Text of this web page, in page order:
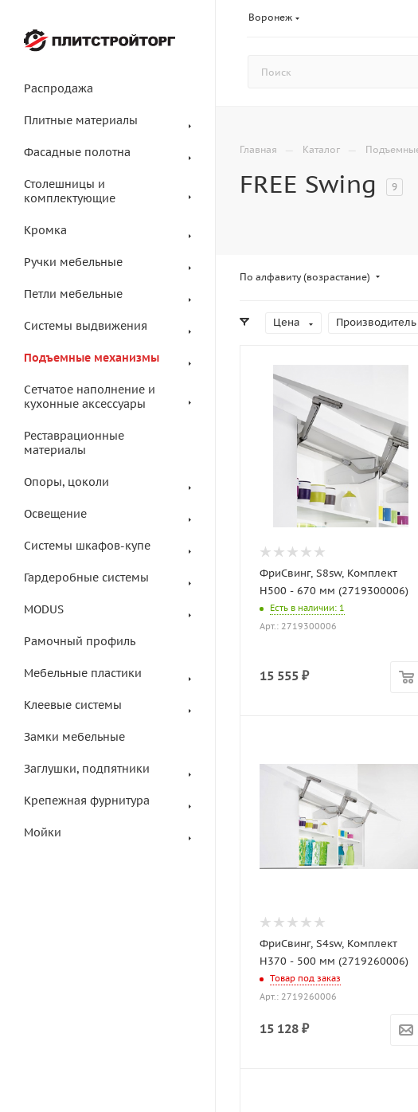
Воронеж
Распродажа
Плитные материалы
Фасадные полотна
Столешницы и
комплектующие
Кромка
Ручки мебельные
Петли мебельные
Системы выдвижения
Подъемные механизмы
Сетчатое наполнение и
кухонные аксессуары
Реставрационные
материалы
Опоры, цоколи
Освещение
Системы шкафов-купе
Гардеробные системы
MODUS
Рамочный профиль
Мебельные пластики
Клеевые системы
Замки мебельные
Заглушки, подпятники
Крепежная фурнитура
Мойки
Главная — Каталог —
FREE Swing 9
По алфавиту (возрастание)
Цена Производитель
ФриСвинг, S8sw, Комплект
H500 - 670 мм (2719300006)
Есть в наличии: 1
Арт.: 2719300006
15 555 ₽
ФриСвинг, S4sw, Комплект
H370 - 500 мм (2719260006)
Товар под заказ
Арт.: 2719260006
15 128 ₽